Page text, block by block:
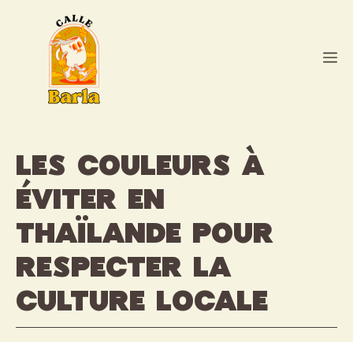
Les couleurs à
éviter en
Thaïlande pour
respecter la
culture locale